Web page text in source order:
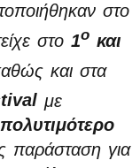
στο
στο 1ο και
και στα
με
πολυτιμότερο
παράσταση για